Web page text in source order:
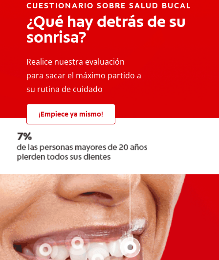
CUESTIONARIO SOBRE SALUD BUCAL
¿Qué hay detrás de su
sonrisa?
Realice nuestra evaluación
para sacar el máximo partido a
su rutina de cuidado
¡Empiece ya mismo!